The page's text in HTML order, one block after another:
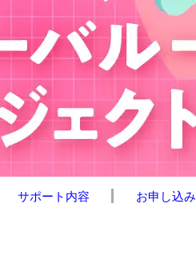
サポート内容 お申し込み